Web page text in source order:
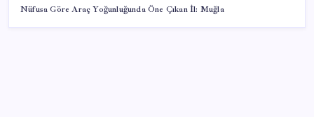
Nüfusa Göre Araç Yoğunluğunda Öne Çıkan İl: Muğla